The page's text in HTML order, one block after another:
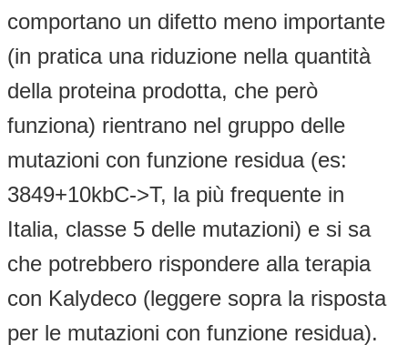
comportano un difetto meno importante
(in pratica una riduzione nella quantità
della proteina prodotta, che però
funziona) rientrano nel gruppo delle
mutazioni con funzione residua (es:
3849+10kbC->T, la più frequente in
Italia, classe 5 delle mutazioni) e si sa
che potrebbero rispondere alla terapia
con Kalydeco (leggere sopra la risposta
per le mutazioni con funzione residua).